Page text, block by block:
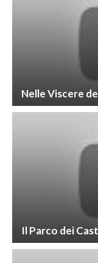
Nelle Viscere
Il Parco dei